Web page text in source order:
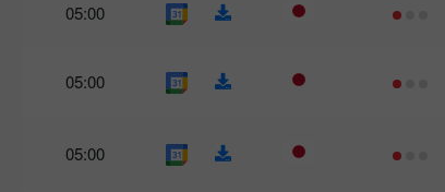
05:00
05:00
05:00